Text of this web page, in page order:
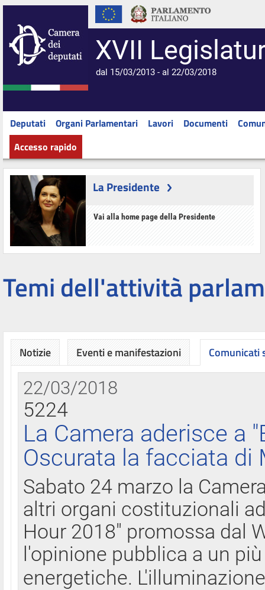
XVII
dal 15/03/2013 - al 22/03/2018
Deputati Organi Parlamentari Lavori Documenti
Accesso rapido
La Presidente
Vai alla home page della Presidente
Temi dell'attività
Notizie Eventi e manifestazioni Comunicati
22/03/2018
5224
La Camera aderisce a
Oscurata la facciata di
Sabato 24 marzo la
altri organi costituzionali
Hour 2018" promossa dal
l'opinione pubblica a un
energetiche.